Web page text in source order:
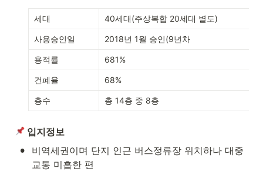
세대 40세대(주상복합 20세대 별도)
사용승인일 2018년 1월 승인(9년차
용적률 681%
건폐율 68%
층수 총 14층 중 8층
입지정보
•
비역세권이며 단지 인근 버스정류장 위치하나 대중
교통 미흡한 편